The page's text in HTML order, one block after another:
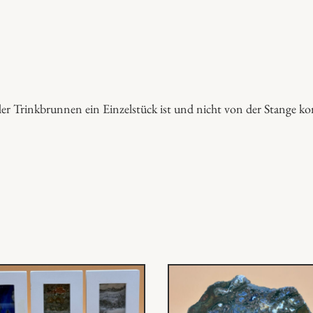
b
Trinkbrunnen ein Einzelstück ist und nicht von der Stange